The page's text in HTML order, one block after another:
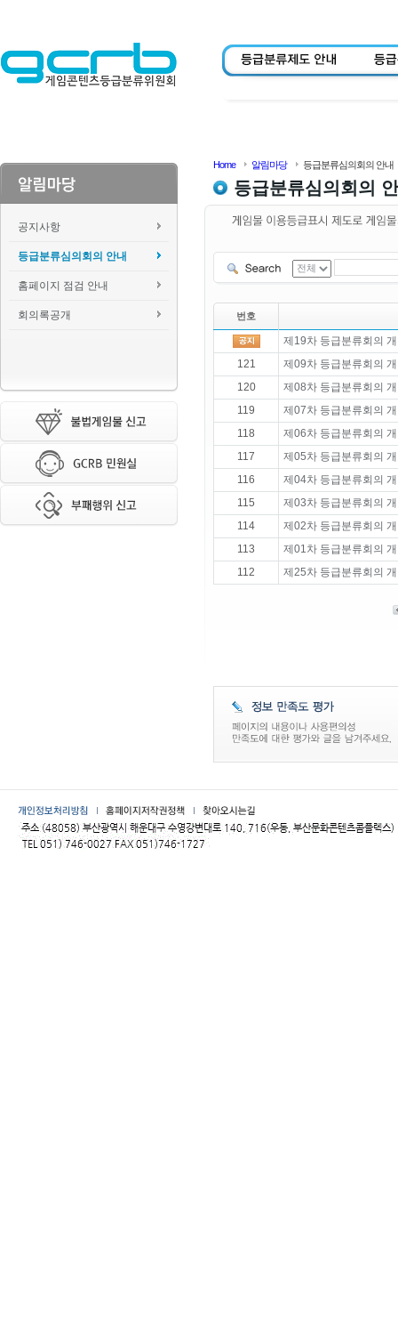
공지사항
등급분류심의회의 안내
홈페이지 점검 안내
회의록공개
Home 알림마당 등급분류심의회의 안내
등급분류심의회의
번호
제19차 등급분류회의
121
제09차 등급분류회의
120
제08차 등급분류회의
119
제07차 등급분류회의
118
제06차 등급분류회의
117
제05차 등급분류회의
116
제04차 등급분류회의
115
제03차 등급분류회의
114
제02차 등급분류회의
113
제01차 등급분류회의
112
제25차 등급분류회의